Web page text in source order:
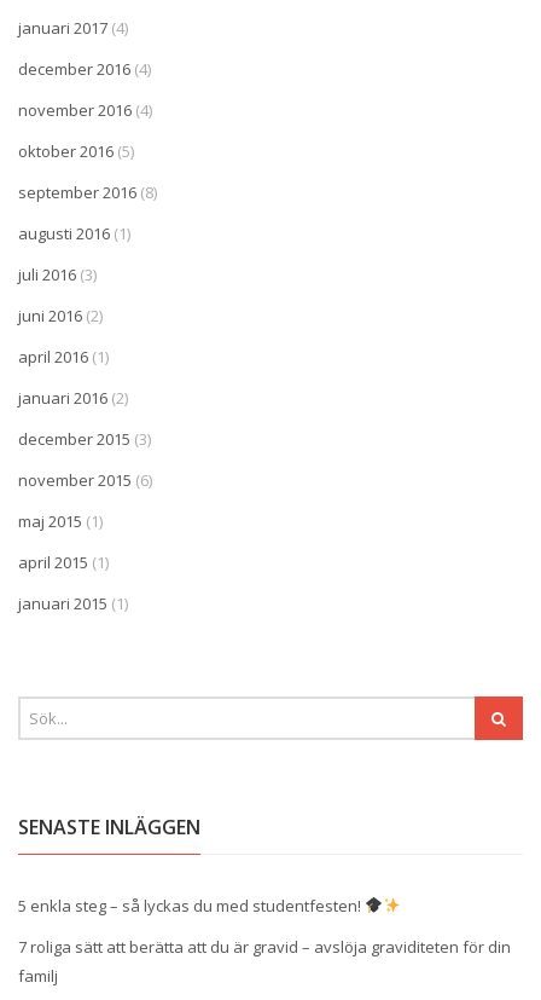
januari 2017 (4)
december 2016 (4)
november 2016 (4)
oktober 2016 (5)
september 2016 (8)
augusti 2016 (1)
juli 2016 (3)
juni 2016 (2)
april 2016 (1)
januari 2016 (2)
december 2015 (3)
november 2015 (6)
maj 2015 (1)
april 2015 (1)
januari 2015 (1)
SENASTE INLÄGGEN
5 enkla steg – så lyckas du med studentfesten!
7 roliga sätt att berätta att du är gravid – avslöja graviditeten för din
familj